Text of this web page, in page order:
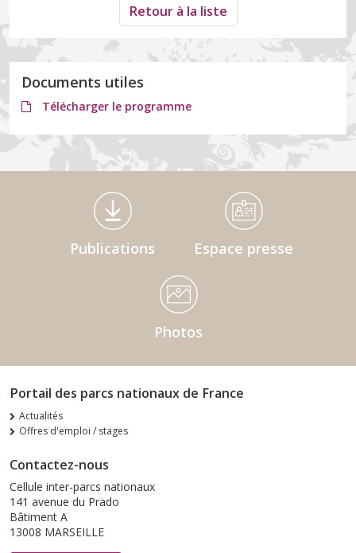
Retour à la liste
Documents utiles
Télécharger le programme
Médiathèque Footer
Publications Espace presse
Photos
Portail des parcs nationaux de France
Actualités
Offres d'emploi / stages
Contactez-nous
Cellule inter-parcs nationaux
141 avenue du Prado
Bâtiment A
13008 MARSEILLE